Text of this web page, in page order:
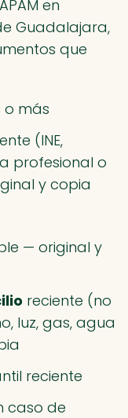
en
Guadalajara,
que
o más
(INE,
profesional o
y copia
— original y
reciente (no
luz, gas, agua
reciente
caso de